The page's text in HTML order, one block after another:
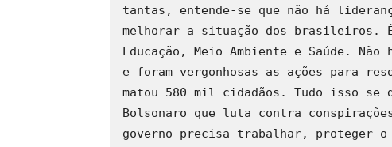
tantas, entende-se que não há
melhorar a situação dos brasileiros.
Educação, Meio Ambiente e Saúde.
e foram vergonhosas as ações para
matou 580 mil cidadãos. Tudo isso se
Bolsonaro que luta contra
governo precisa trabalhar, proteger